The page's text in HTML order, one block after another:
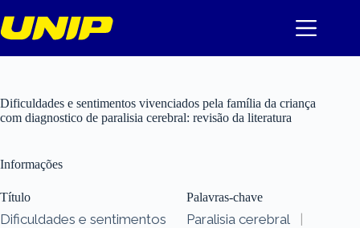
para
o
Dificuldades e sentimentos vivenciados pela família da criança
com diagnostico de paralisia cerebral: revisão da literatura
Informações
Título
Dificuldades e sentimentos
Palavras-chave
Paralisia cerebral
|